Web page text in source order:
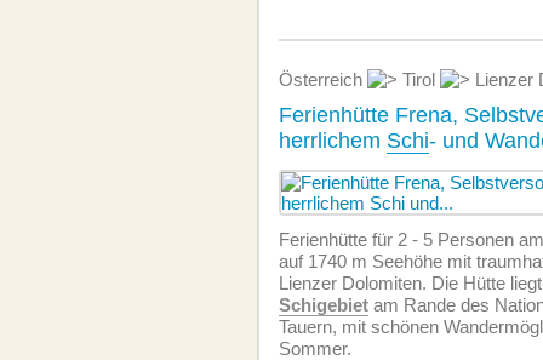
Österreich Tirol Lienzer
Ferienhütte Frena,
herrlichem Schi- und
Ferienhütte für 2 - 5 Personen
auf 1740 m Seehöhe mit
Lienzer Dolomiten. Die Hütte
Schigebiet am Rande des
Tauern, mit schönen
Sommer.